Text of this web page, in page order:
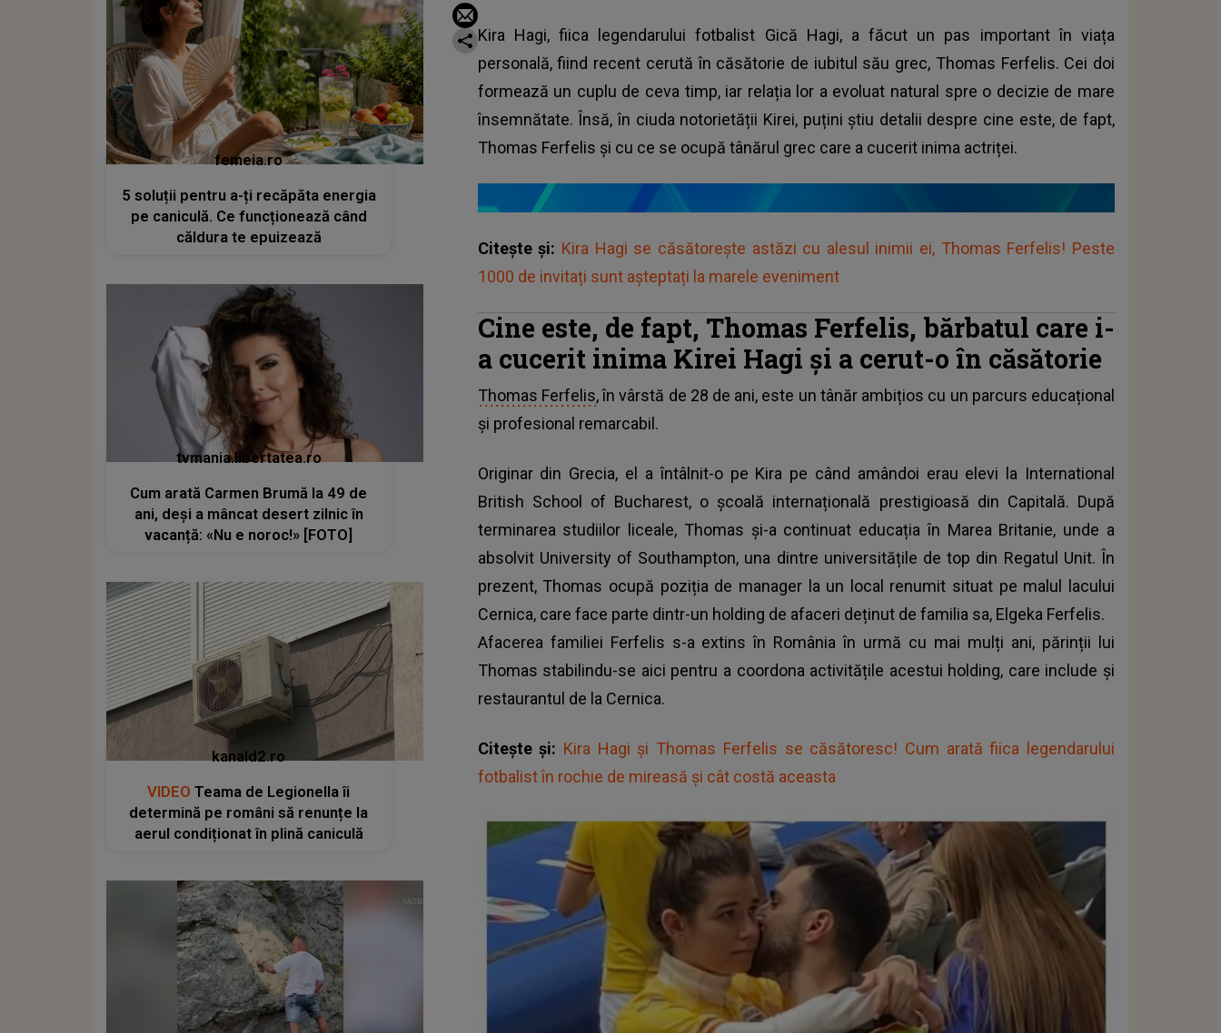
Kira Hagi, fiica legendarului fotbalist Gică Hagi, a făcut un pas important în viața
personală, fiind recent cerută în căsătorie de iubitul său grec, Thomas Ferfelis. Cei doi
formează un cuplu de ceva timp, iar relația lor a evoluat natural spre o decizie de mare
însemnătate. Însă, în ciuda notorietății Kirei, puțini știu detalii despre cine este, de fapt,
Thomas Ferfelis și cu ce se ocupă tânărul grec care a cucerit inima actriței.
Citește și: Kira Hagi se căsătorește astăzi cu alesul inimii ei, Thomas Ferfelis! Peste
1000 de invitați sunt așteptați la marele eveniment
Cine este, de fapt, Thomas Ferfelis, bărbatul care i-
a cucerit inima Kirei Hagi și a cerut-o în căsătorie
Thomas Ferfelis, în vârstă de 28 de ani, este un tânăr ambițios cu un parcurs educațional
și profesional remarcabil.
Originar din Grecia, el a întâlnit-o pe Kira pe când amândoi erau elevi la International
British School of Bucharest, o școală internațională prestigioasă din Capitală. După
terminarea studiilor liceale, Thomas și-a continuat educația în Marea Britanie, unde a
absolvit University of Southampton, una dintre universitățile de top din Regatul Unit. În
prezent, Thomas ocupă poziția de manager la un local renumit situat pe malul lacului
Cernica, care face parte dintr-un holding de afaceri deținut de familia sa, Elgeka Ferfelis.
Afacerea familiei Ferfelis s-a extins în România în urmă cu mai mulți ani, părinții lui
Thomas stabilindu-se aici pentru a coordona activitățile acestui holding, care include și
restaurantul de la Cernica.
Citește și: Kira Hagi și Thomas Ferfelis se căsătoresc! Cum arată fiica legendarului
fotbalist în rochie de mireasă și cât costă aceasta
femeia.ro
5 soluții pentru a-ți recăpăta energia
pe caniculă. Ce funcționează când
căldura te epuizează
tvmania.libertatea.ro
Cum arată Carmen Brumă la 49 de
ani, deși a mâncat desert zilnic în
vacanță: «Nu e noroc!» [FOTO]
kanald2.ro
VIDEO Teama de Legionella îi
determină pe români să renunțe la
aerul condiționat în plină caniculă